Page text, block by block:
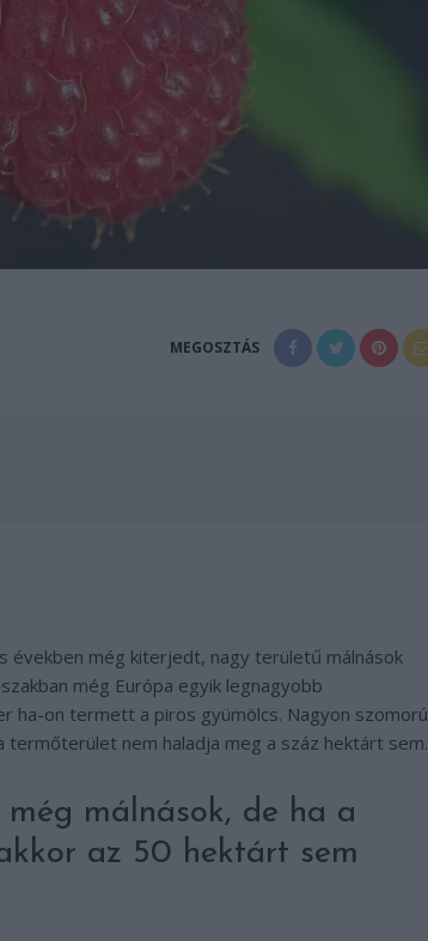
MEGOSZTÁS
években még kiterjedt, nagy területű málnások
még Európa egyik legnagyobb
ha-on termett a piros gyümölcs. Nagyon szomorú
termőterület nem haladja meg a száz hektárt sem.
málnások, de ha a
az 50 hektárt sem